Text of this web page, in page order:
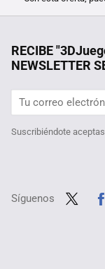
RECIBE
NEWSLETTER
Suscribiéndote
Síguenos